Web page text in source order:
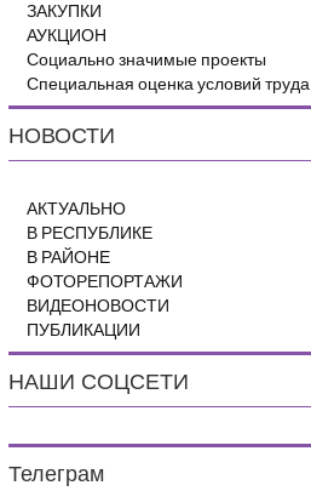
ЗАКУПКИ
АУКЦИОН
Социально значимые проекты
Специальная оценка условий труда
НОВОСТИ
АКТУАЛЬНО
В РЕСПУБЛИКЕ
В РАЙОНЕ
ФОТОРЕПОРТАЖИ
ВИДЕОНОВОСТИ
ПУБЛИКАЦИИ
НАШИ СОЦСЕТИ
Телеграм